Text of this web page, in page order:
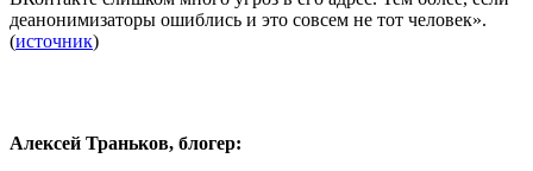
деанонимизаторы ошиблись и это совсем не тот человек».
(источник)
Алексей Траньков, блогер: